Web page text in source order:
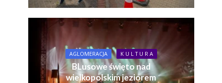
AGLOMERACJA K U L T U R A
BLusowe święto nad
wielkopolskim jeziorem